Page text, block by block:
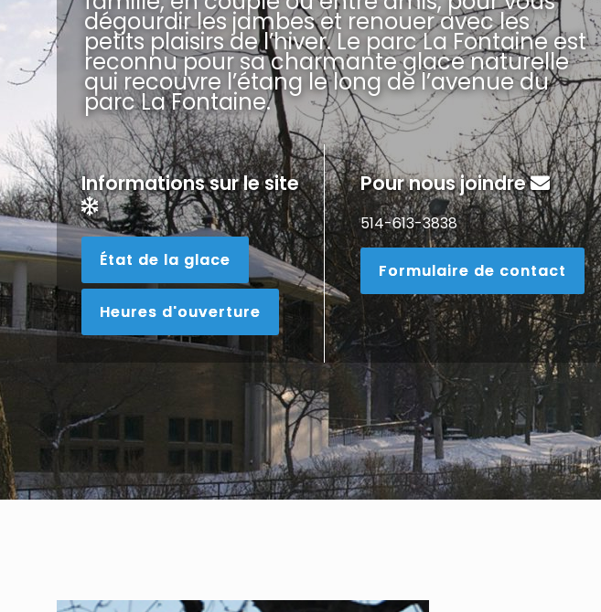
dégourdir les jambes et renouer avec les
petits plaisirs de l’hiver. Le parc La Fontaine est
reconnu pour sa charmante glace naturelle
qui recouvre l’étang le long de l’avenue du
parc La Fontaine.
Informations sur le site
État de la glace
Heures d'ouverture
Pour nous joindre
514-613-3838
Formulaire de contact